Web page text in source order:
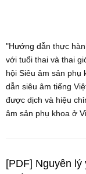
"Hướng dẫn thực
với tuổi thai và thai
hội Siêu âm sản phụ
dẫn siêu âm tiếng
được dịch và hiệu
âm sản phụ khoa ở
[PDF] Nguyên